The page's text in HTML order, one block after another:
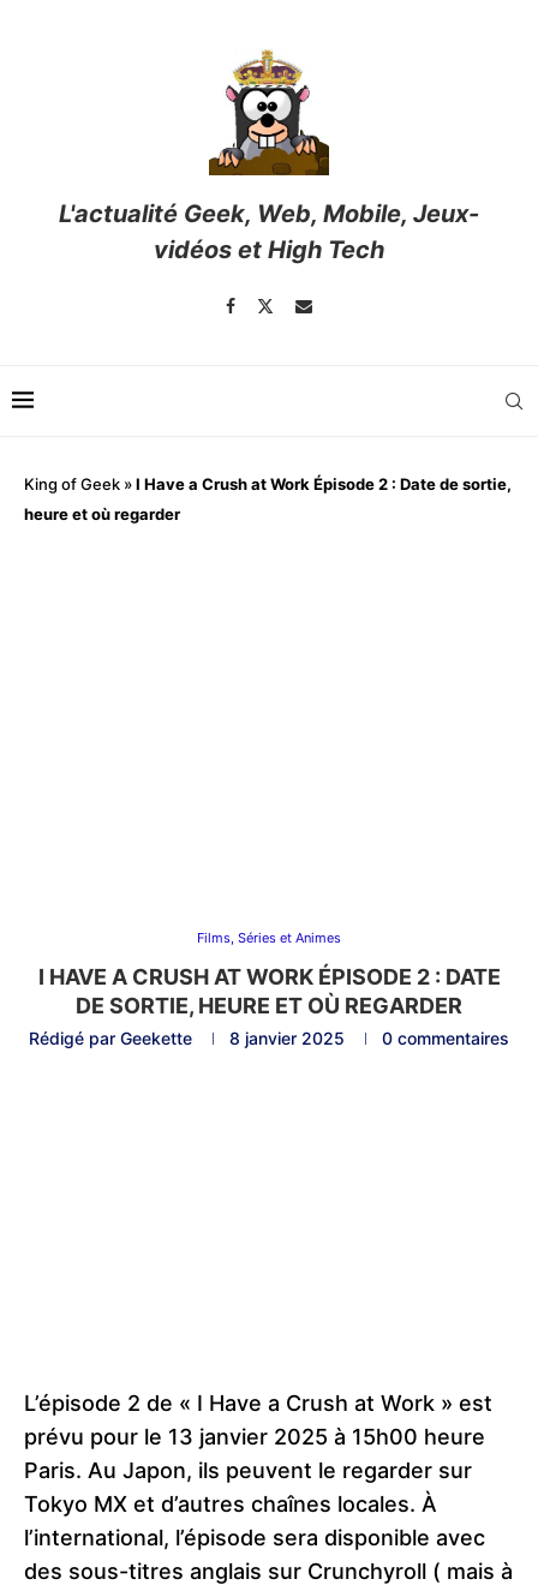
L'actualité Geek, Web, Mobile, Jeux-
vidéos et High Tech
King of Geek »I Have a Crush at Work Épisode 2 : Date de sortie,
heure et où regarder
Films, Séries et Animes
I HAVE A CRUSH AT WORK ÉPISODE 2 : DATE
DE SORTIE, HEURE ET OÙ REGARDER
Rédigé par Geekette 8 janvier 2025 0 commentaires
L’épisode 2 de « I Have a Crush at Work » est
prévu pour le 13 janvier 2025 à 15h00 heure
Paris. Au Japon, ils peuvent le regarder sur
Tokyo MX et d’autres chaînes locales. À
l’international, l’épisode sera disponible avec
des sous-titres anglais sur Crunchyroll ( mais à